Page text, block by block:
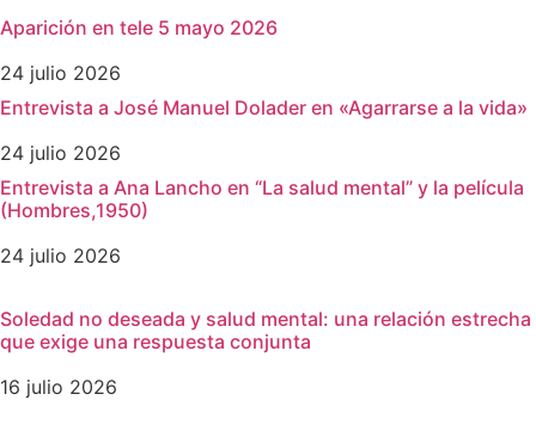
Aparición en tele 5 mayo 2026
24 julio 2026
Entrevista a José Manuel Dolader en «Agarrarse a la vida»
24 julio 2026
Entrevista a Ana Lancho en “La salud mental” y la película
(Hombres,1950)
24 julio 2026
Soledad no deseada y salud mental: una relación estrecha
que exige una respuesta conjunta
16 julio 2026